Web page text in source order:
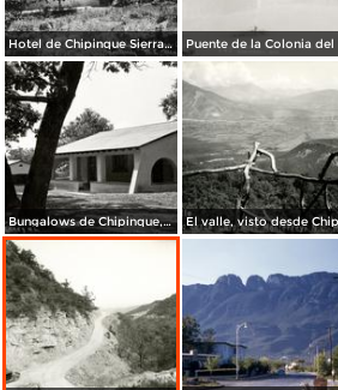
Hotel de Chipinque Sierra Anáhuac
Bungalows de Chipinque, en la Sierra de Anáhuac